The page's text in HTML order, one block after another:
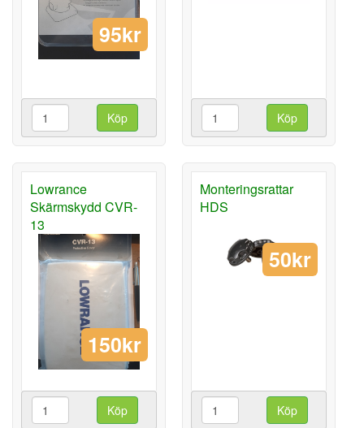
95kr
Köp Köp
Lowrance
Skärmskydd CVR-
13
150kr
Köp
Monteringsrattar
HDS
50kr
Köp